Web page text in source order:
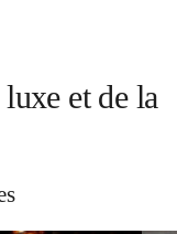
et de la